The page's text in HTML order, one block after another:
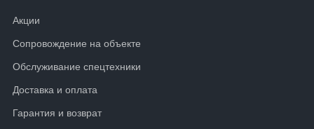
Акции
Сопровождение на объекте
Обслуживание спецтехники
Доставка и оплата
Гарантия и возврат